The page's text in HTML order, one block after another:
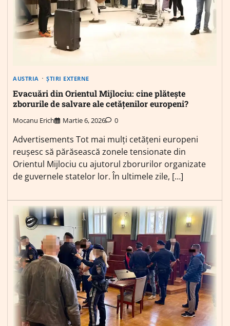
AUSTRIA ȘTIRI EXTERNE
Evacuări din Orientul Mijlociu: cine plătește
zborurile de salvare ale cetățenilor europeni?
Mocanu Erich Martie 6, 2026 0
Advertisements Tot mai mulți cetățeni europeni
reușesc să părăsească zonele tensionate din
Orientul Mijlociu cu ajutorul zborurilor organizate
de guvernele statelor lor. În ultimele zile, […]